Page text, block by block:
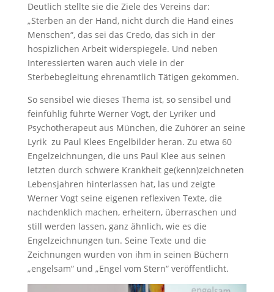
Deutlich stellte sie die Ziele des Vereins dar:
„Sterben an der Hand, nicht durch die Hand eines
Menschen“, das sei das Credo, das sich in der
hospizlichen Arbeit widerspiegele. Und neben
Interessierten waren auch viele in der
Sterbebegleitung ehrenamtlich Tätigen gekommen.
So sensibel wie dieses Thema ist, so sensibel und
feinfühlig führte Werner Vogt, der Lyriker und
Psychotherapeut aus München, die Zuhörer an seine
Lyrik zu Paul Klees Engelbilder heran. Zu etwa 60
Engelzeichnungen, die uns Paul Klee aus seinen
letzten durch schwere Krankheit ge(kenn)zeichneten
Lebensjahren hinterlassen hat, las und zeigte
Werner Vogt seine eigenen reflexiven Texte, die
nachdenklich machen, erheitern, überraschen und
still werden lassen, ganz ähnlich, wie es die
Engelzeichnungen tun. Seine Texte und die
Zeichnungen wurden von ihm in seinen Büchern
„engelsam“ und „Engel vom Stern“ veröffentlicht.